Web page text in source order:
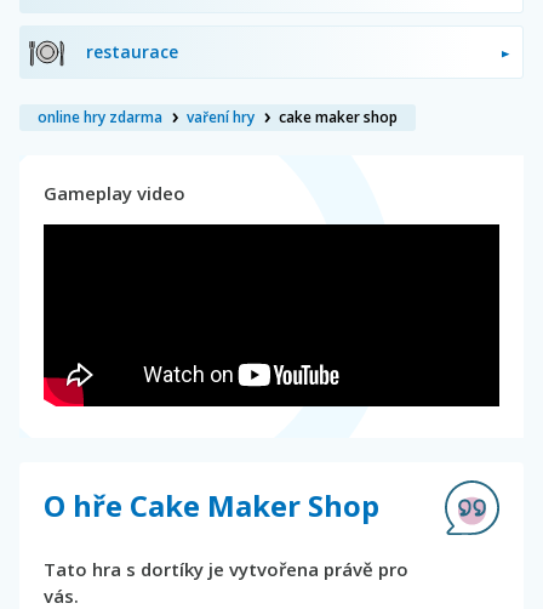
restaurace
online hry zdarma vaření hry cake maker shop
Gameplay video
O hře Cake Maker Shop
Tato hra s dortíky je vytvořena právě pro
vás.